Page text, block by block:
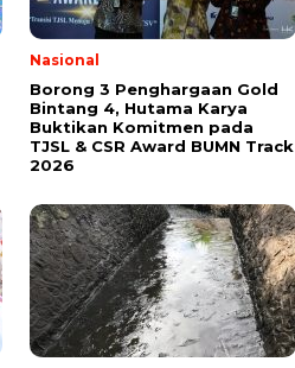
Nasional
Borong 3 Penghargaan Gold
Bintang 4, Hutama Karya
Buktikan Komitmen pada
TJSL & CSR Award BUMN Track
2026